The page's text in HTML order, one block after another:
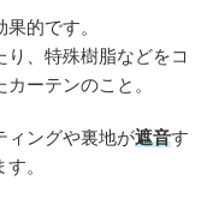
的です。
、特殊樹脂などをコ
ーテンのこと。
ィングや裏地が遮音す
。